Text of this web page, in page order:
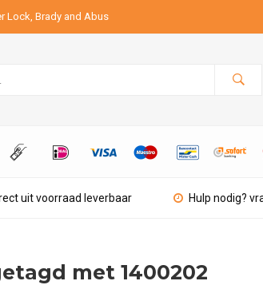
Lock, Brady and Abus
uit voorraad leverbaar Hulp nodig?
met 1400202